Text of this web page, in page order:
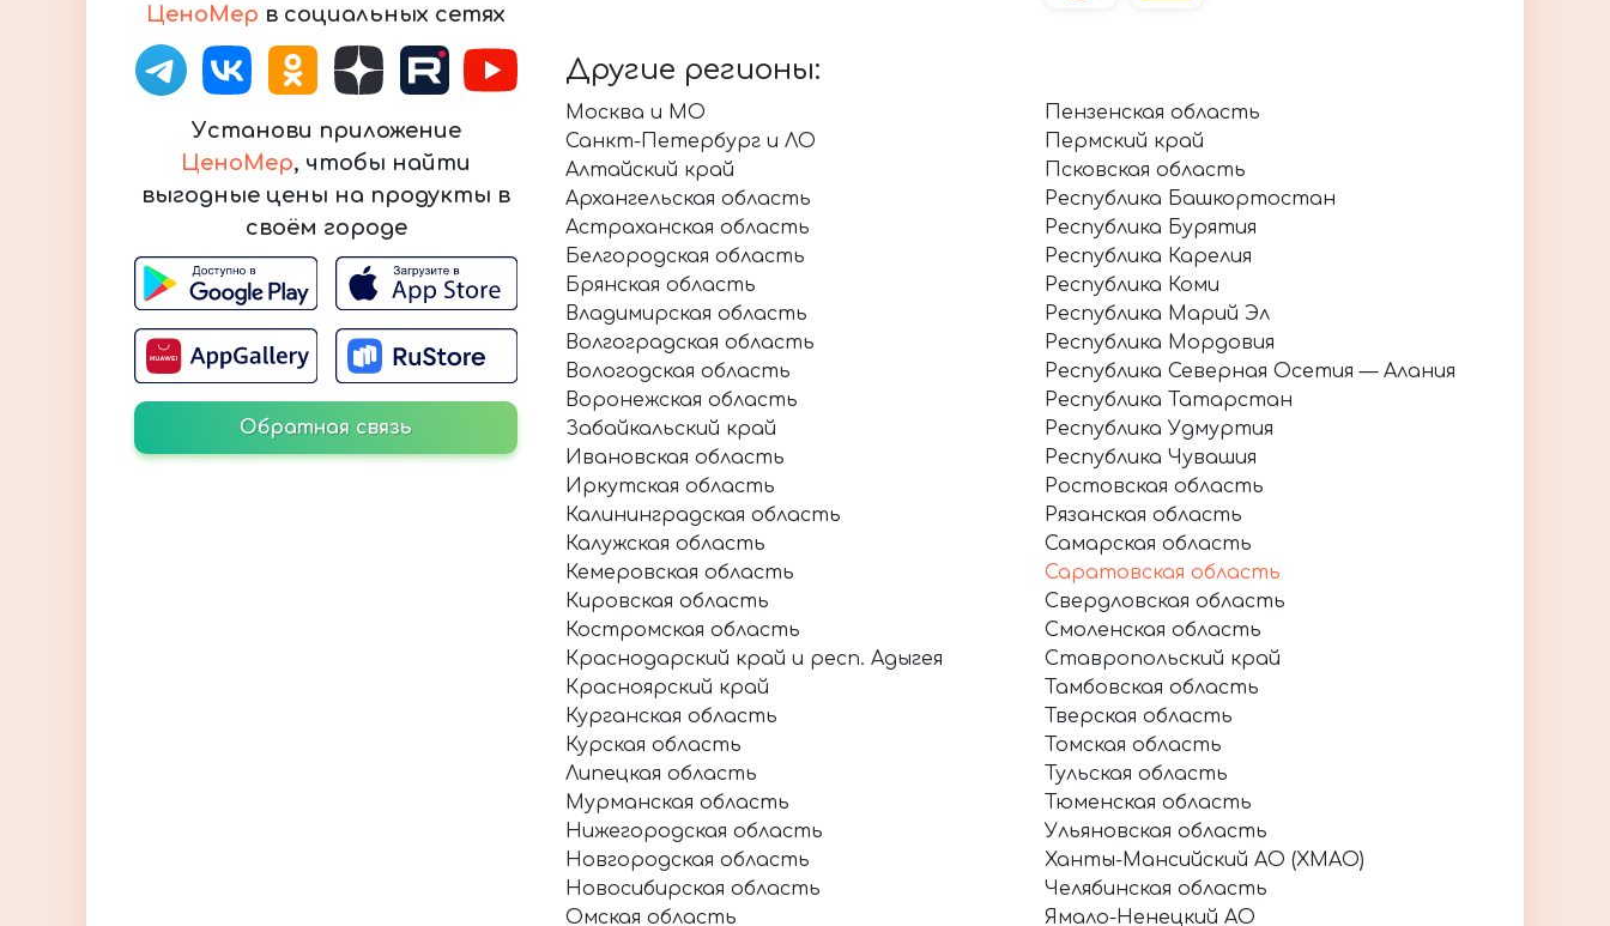
ЦеноМер в социальных сетях
Установи приложение
ЦеноМер, чтобы найти
выгодные цены на продукты в
своём городе
Обратная связь
Другие регионы:
Москва и МО
Санкт-Петербург и ЛО
Алтайский край
Архангельская область
Астраханская область
Белгородская область
Брянская область
Владимирская область
Волгоградская область
Вологодская область
Воронежская область
Забайкальский край
Ивановская область
Иркутская область
Калининградская область
Калужская область
Кемеровская область
Кировская область
Костромская область
Краснодарский край и респ. Адыгея
Красноярский край
Курганская область
Курская область
Липецкая область
Мурманская область
Нижегородская область
Новгородская область
Новосибирская область
Омская область
Пензенская область
Пермский край
Псковская область
Республика Башкортостан
Республика Бурятия
Республика Карелия
Республика Коми
Республика Марий Эл
Республика Мордовия
Республика Северная Осетия — Алания
Республика Татарстан
Республика Удмуртия
Республика Чувашия
Ростовская область
Рязанская область
Самарская область
Саратовская область
Свердловская область
Смоленская область
Ставропольский край
Тамбовская область
Тверская область
Томская область
Тульская область
Тюменская область
Ульяновская область
Ханты-Мансийский АО (ХМАО)
Челябинская область
Ямало-Ненецкий АО